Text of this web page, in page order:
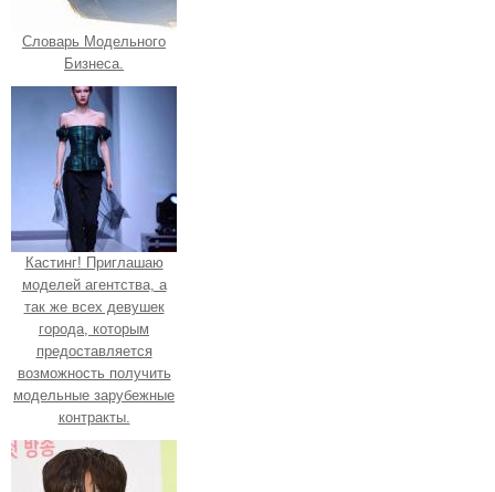
Словарь Модельного
Бизнеса.
Кастинг! Приглашаю
моделей агентства, а
так же всех девушек
города, которым
предоставляется
возможность получить
модельные зарубежные
контракты.